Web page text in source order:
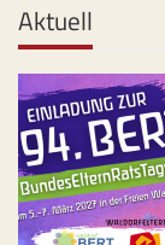
Aktuell